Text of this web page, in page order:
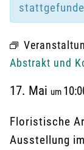
Abstrakt und
17. Mai um
Floristische
Ausstellung